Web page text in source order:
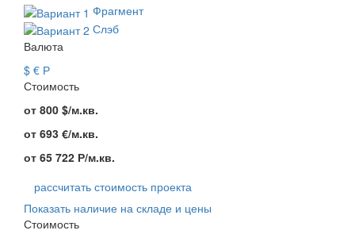
Фрагмент
Слэб
Валюта
$ € Р
Стоимость
от 800 $/м.кв.
от 693 €/м.кв.
от 65 722 Р/м.кв.
рассчитать стоимость проекта
Показать наличие на складе и цены
Стоимость